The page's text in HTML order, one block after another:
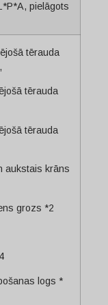
pielāgots
tērauda
tērauda
tērauda
aukstais krāns
grozs *2
logs *